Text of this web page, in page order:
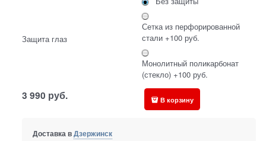
Защита глаз
Сетка из перфорированной
стали +100 руб.
Монолитный поликарбонат
(стекло) +100 руб.
3 990 руб. В корзину
Доставка вДзержинск